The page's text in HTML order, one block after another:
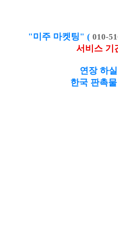
"미주 마켓팅" ( 010-
서비스 기
연장 하
한국 판촉